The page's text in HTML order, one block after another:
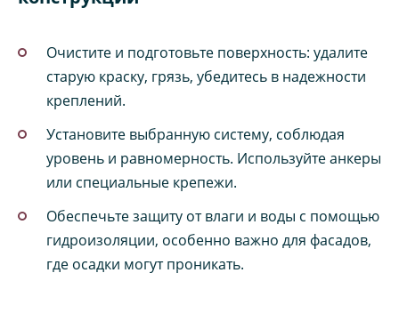
Очистите и подготовьте поверхность: удалите
старую краску, грязь, убедитесь в надежности
креплений.
Установите выбранную систему, соблюдая
уровень и равномерность. Используйте анкеры
или специальные крепежи.
Обеспечьте защиту от влаги и воды с помощью
гидроизоляции, особенно важно для фасадов,
где осадки могут проникать.